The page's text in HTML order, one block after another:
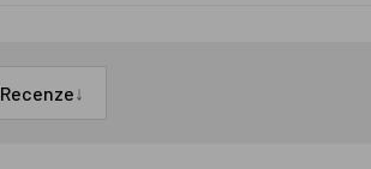
Recenze↓